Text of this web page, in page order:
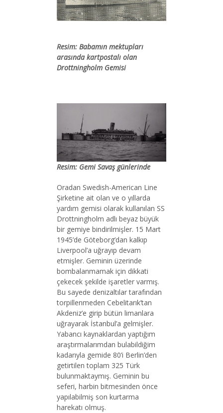
Resim: Babamın mektupları
arasında kartpostalı olan
Drottningholm Gemisi
Resim: Gemi Savaş günlerinde
Oradan Swedish-American Line
Şirketine ait olan ve o yıllarda
yardım gemisi olarak kullanılan SS
Drottningholm adlı beyaz büyük
bir gemiye bindirilmişler. 15 Mart
1945’de Göteborg’dan kalkıp
Liverpool’a uğrayıp devam
etmişler. Geminin üzerinde
bombalanmamak için dikkati
çekecek şekilde işaretler varmış.
Bu sayede denizaltılar tarafından
torpillenmeden Cebelitarık’tan
Akdeniz’e girip bütün limanlara
uğrayarak İstanbul’a gelmişler.
Yabancı kaynaklardan yaptığım
araştırmalarımdan bulabildiğim
kadarıyla gemide 80’i Berlin’den
getirtilen toplam 325 Türk
bulunmaktaymış. Geminin bu
seferi, harbin bitmesinden önce
yapılabilmiş son kurtarma
harekatı olmuş.